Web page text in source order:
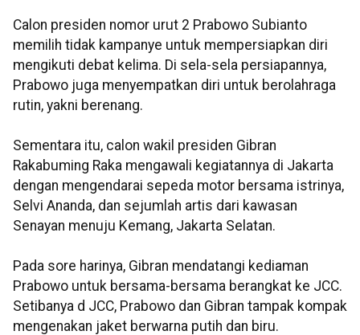
Calon presiden nomor urut 2 Prabowo Subianto
memilih tidak kampanye untuk mempersiapkan diri
mengikuti debat kelima. Di sela-sela persiapannya,
Prabowo juga menyempatkan diri untuk berolahraga
rutin, yakni berenang.
Sementara itu, calon wakil presiden Gibran
Rakabuming Raka mengawali kegiatannya di Jakarta
dengan mengendarai sepeda motor bersama istrinya,
Selvi Ananda, dan sejumlah artis dari kawasan
Senayan menuju Kemang, Jakarta Selatan.
Pada sore harinya, Gibran mendatangi kediaman
Prabowo untuk bersama-bersama berangkat ke JCC.
Setibanya d JCC, Prabowo dan Gibran tampak kompak
mengenakan jaket berwarna putih dan biru.